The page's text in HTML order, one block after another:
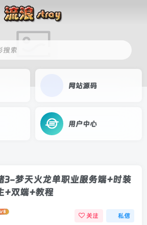
搜索
网站源码
用户中心
3-梦天火龙单职业服务端+时装
+双端+教程
关注 私信